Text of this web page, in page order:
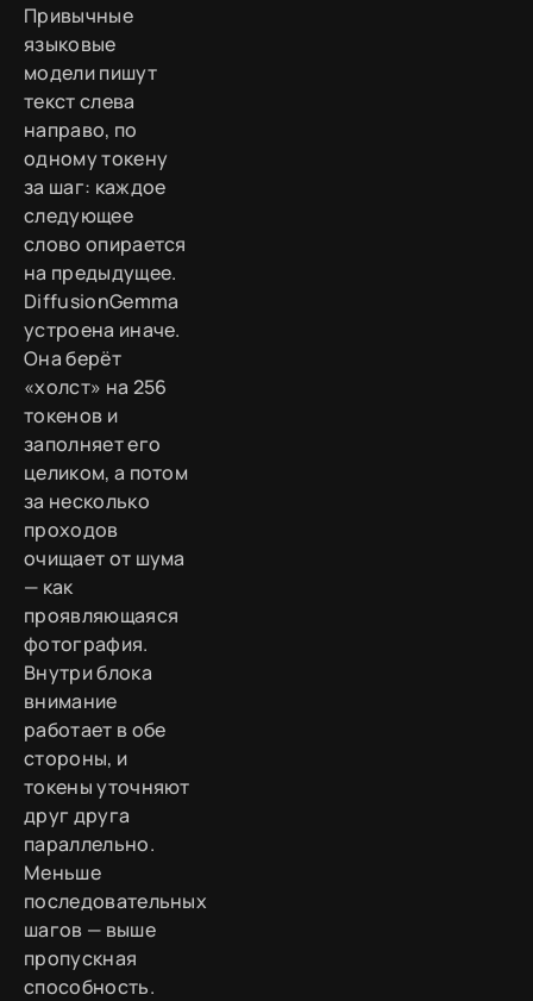
Привычные
языковые
модели пишут
текст слева
направо, по
одному токену
за шаг: каждое
следующее
слово опирается
на предыдущее.
DiffusionGemma
устроена иначе.
Она берёт
«холст» на 256
токенов и
заполняет его
целиком, а потом
за несколько
проходов
очищает от шума
— как
проявляющаяся
фотография.
Внутри блока
внимание
работает в обе
стороны, и
токены уточняют
друг друга
параллельно.
Меньше
последовательных
шагов — выше
пропускная
способность.